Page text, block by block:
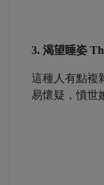
3. 渴望睡姿
這種人有點複
易懷疑，憤世